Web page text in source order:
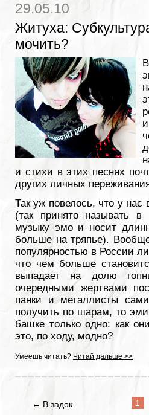
29.05.10
Житуха:
мочить?
и стихи в этих песнях
других личных
Так уж повелось, что у нас
(так принято называть
музыку эмо и носит
больше на тряпье).
популярностью в России
что чем больше
выпадает на долю
очередными жертвами
панки и металлисты
получить по шарам, то
башке только одно: как
это, по ходу, модно?
Умеешь читать? Читай дальше >>
← В задок 1